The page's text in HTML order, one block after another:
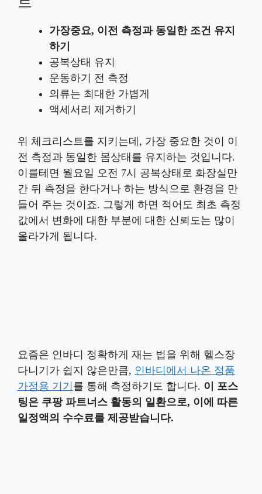
가장중요, 이전 측정과 동일한 조건 유지
하기
공복상태 유지
운동하기 전 측정
의류는 최대한 가볍게
액세서리 제거하기
위 체크리스트를 지키는데, 가장 중요한 것이 이
전 측정과 동일한 몸상태를 유지하는 것입니다.
이를테면 월요일 오전 7시 공복상태로 화장실만
간 뒤 측정을 한다거나 하는 방식으로 환경을 만
들어 주는 것이죠. 그렇게 하면 적어도 최초 측정
값에서 변화에 대한 부분에 대한 신뢰도는 많이
올라가게 됩니다.
요즘은 인바디 정확하게 재는 법을 위해 헬스장
다니기가 쉽지 않은만큼, 인바디에서 나온 정품
가정용 기기 를 통해 측정하기도 합니다. 이 포스
팅은 쿠팡 파트너스 활동의 일환으로, 이에 따른
일정액의 수수료를 제공받습니다.